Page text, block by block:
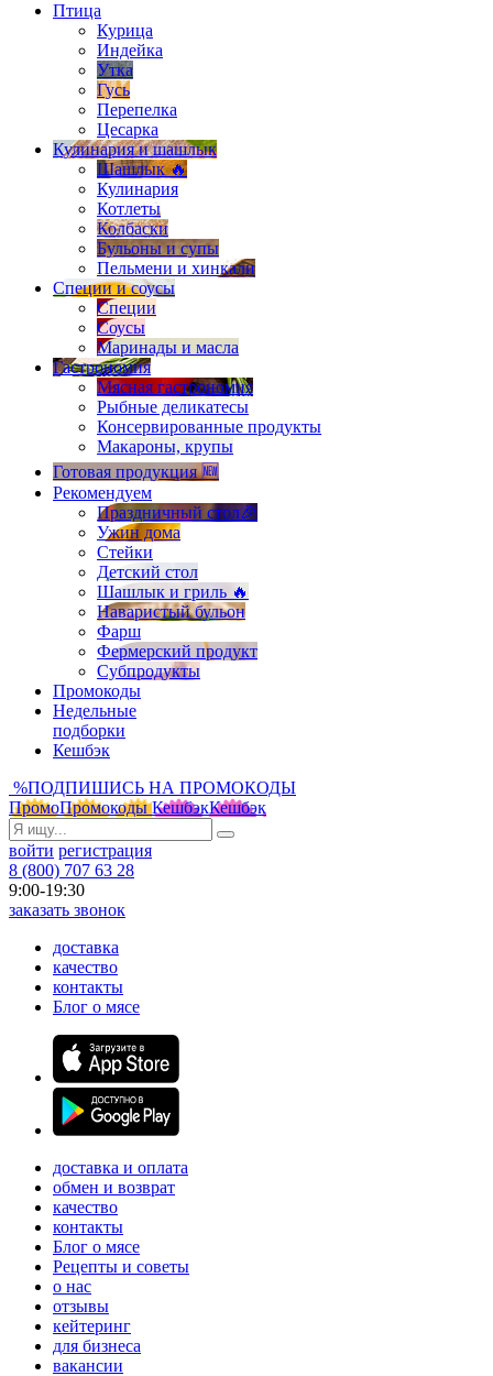
Птица
Курица
Индейка
Утка
Гусь
Перепелка
Цесарка
Кулинария и шашлык
Шашлык 🔥
Кулинария
Котлеты
Колбаски
Бульоны и супы
Пельмени и хинкали
Специи и соусы
Специи
Соусы
Маринады и масла
Гастрономия
Мясная гастрономия
Рыбные деликатесы
Консервированные продукты
Макароны, крупы
Готовая продукция 🆕
Рекомендуем
Праздничный стол🎉
Ужин дома
Стейки
Детский стол
Шашлык и гриль 🔥
Наваристый бульон
Фарш
Фермерский продукт
Субпродукты
Промокоды
Недельные
подборки
Кешбэк
%ПОДПИШИСЬ НА ПРОМОКОДЫ
ПромоПромокоды КешбэкКешбэк
войти регистрация
8 (800) 707 63 28
9:00-19:30
заказать звонок
доставка
качество
контакты
Блог о мясе
доставка и оплата
обмен и возврат
качество
контакты
Блог о мясе
Рецепты и советы
о нас
отзывы
кейтеринг
для бизнеса
вакансии